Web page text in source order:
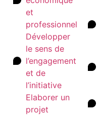
et
professionnel
Développer
le sens de
l’engagement
et de
l’initiative
Elaborer un
projet